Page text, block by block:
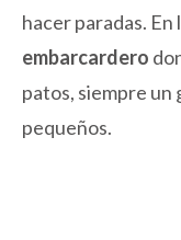
hacer paradas.
embarcardero
patos, siempre un
pequeños.